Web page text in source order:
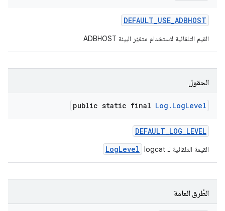
DEFAULT_USE_ADBHOST
القيم التلقائية لاستخدام متغيّر البيئة ADBHOST
الحقول
public static final Log . LogLevel
DEFAULT_LOG_LEVEL
القيمة التلقائية لـ logcat LogLevel
الطُرق العامة